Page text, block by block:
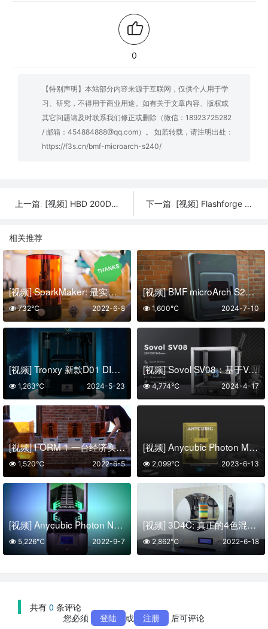
0
【特别声明】本站部分内容来源于互联网，仅供个人用于学
习、研究，不得用于商业用途。如有关于文章内容、版权或
其它问题请及时联系我们修正或删除（微信：18923725282
/ 邮箱：454884888@qq.com）。 如若转载，请注明出处：
https://f3s.cn/bmf-microarch-s240/
上一篇: [视频] HBD 200D双激光金属增材制造系统 下一篇: [视频] Flashforge Focus Ultra：齿科全流程解决方案 探索无限可能
相关推荐
[视频] SparkMaker: 最实惠的桌面级光固化3D打印机
2022-6-8
732℃
[视频] BMF microArch S240：突破精密制造的瓶颈
2024-7-10
1,600℃
[视频] Tronxy 新款D01 DIY 3D打印机开箱组装调试
2024-5-23
1,263℃
[视频] Sovol SV08：基于Voron V2.4的Klipper高速FDM 3D打印机 完全开源
2024-4-17
4,774℃
[视频] FORM 1 一台经济实惠的光固化专业3D打印机
2022-6-5
1,520℃
[视频] Anycubic Photon M3 Max 13.6寸7K LCD光固化3D打印机
2023-6-13
2,099℃
[视频] Anycubic Photon Nex 定义未来
2022-9-7
5,226℃
[视频] 3D4C: 真正的4色混合3D打印机(CMYK )
2022-6-18
2,862℃
共有 0 条评论
您必须 登陆 或 注册 后可评论